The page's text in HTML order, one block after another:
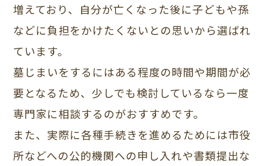
増えており、自分が亡くなった後に子どもや孫
などに負担をかけたくないとの思いから選ばれ
ています。
墓じまいをするにはある程度の時間や期間が必
要となるため、少しでも検討しているなら一度
専門家に相談するのがおすすめです。
また、実際に各種手続きを進めるためには市役
所などへの公的機関への申し入れや書類提出な